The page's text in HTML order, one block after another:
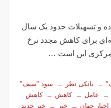
پس از جنگ؟!
در خصوص ایران
و حل مشکلات فرهنگی
و تسهیلات حدود یک سال
برای کاهش مجدد نرخ
مرکزی این است …
بانکی نطر
سود "سیف"
عامل کاهش
کاهش
اخبار جهان خبر
خبر جدید